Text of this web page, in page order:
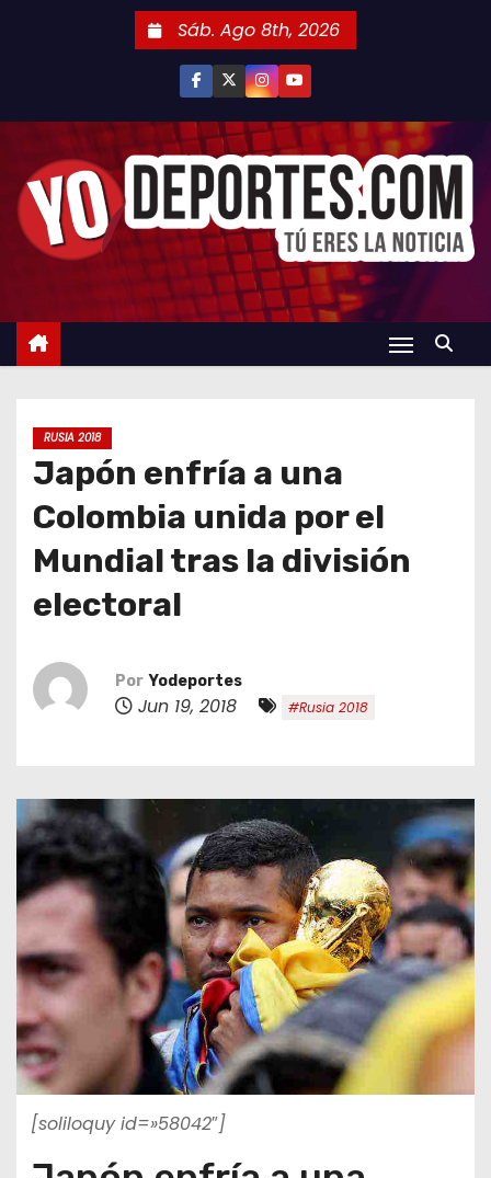
n
Sáb. Ago 8th, 2026
RUSIA 2018
Japón enfría a una
Colombia unida por el
Mundial tras la división
electoral
Por Yodeportes
Jun 19, 2018 #Rusia 2018
[soliloquy id=»58042″]